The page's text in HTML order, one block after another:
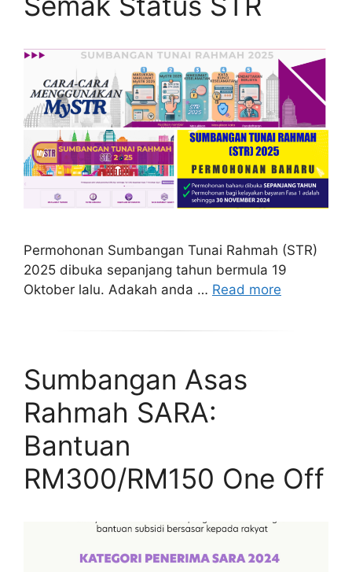
Permohonan Sumbangan Tunai Rahmah (STR)
2025 dibuka sepanjang tahun bermula 19
Oktober lalu. Adakah anda … Read more
Sumbangan Asas
Rahmah SARA:
Bantuan
RM300/RM150 One Off